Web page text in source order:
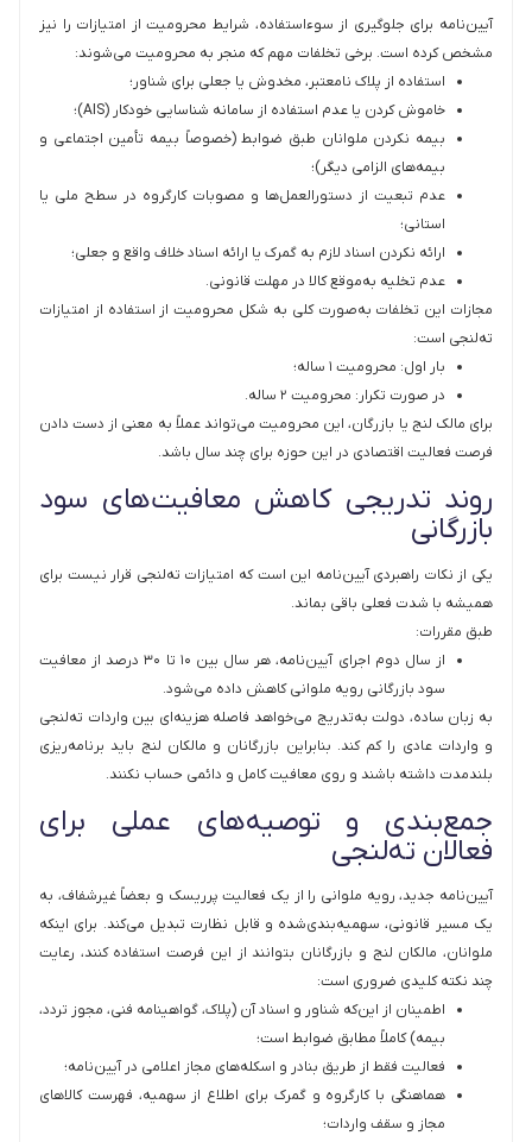
آیین‌نامه برای جلوگیری از سوءاستفاده، شرایط محرومیت از امتیازات را نیز
مشخص کرده است. برخی تخلفات مهم که منجر به محرومیت می‌شوند:
استفاده از پلاک نامعتبر، مخدوش یا جعلی برای شناور؛
خاموش کردن یا عدم استفاده از سامانه شناسایی خودکار (AIS)؛
بیمه نکردن ملوانان طبق ضوابط (خصوصاً بیمه تأمین اجتماعی و
بیمه‌های الزامی دیگر)؛
عدم تبعیت از دستورالعمل‌ها و مصوبات کارگروه در سطح ملی یا
استانی؛
ارائه نکردن اسناد لازم به گمرک یا ارائه اسناد خلاف واقع و جعلی؛
عدم تخلیه به‌موقع کالا در مهلت قانونی.
مجازات این تخلفات به‌صورت کلی به شکل محرومیت از استفاده از امتیازات
ته‌لنجی است:
بار اول: محرومیت ۱ ساله؛
در صورت تکرار: محرومیت ۲ ساله.
برای مالک لنج یا بازرگان، این محرومیت می‌تواند عملاً به معنی از دست دادن
فرصت فعالیت اقتصادی در این حوزه برای چند سال باشد.
روند تدریجی کاهش معافیت‌های سود
بازرگانی
یکی از نکات راهبردی آیین‌نامه این است که امتیازات ته‌لنجی قرار نیست برای
همیشه با شدت فعلی باقی بماند.
طبق مقررات:
از سال دوم اجرای آیین‌نامه، هر سال بین ۱۰ تا ۳۰ درصد از معافیت
سود بازرگانی رویه ملوانی کاهش داده می‌شود.
به زبان ساده، دولت به‌تدریج می‌خواهد فاصله هزینه‌ای بین واردات ته‌لنجی
و واردات عادی را کم کند. بنابراین بازرگانان و مالکان لنج باید برنامه‌ریزی
بلندمدت داشته باشند و روی معافیت کامل و دائمی حساب نکنند.
جمع‌بندی و توصیه‌های عملی برای
فعالان ته‌لنجی
آیین‌نامه جدید، رویه ملوانی را از یک فعالیت پرریسک و بعضاً غیرشفاف، به
یک مسیر قانونی، سهمیه‌بندی‌شده و قابل نظارت تبدیل می‌کند. برای اینکه
ملوانان، مالکان لنج و بازرگانان بتوانند از این فرصت استفاده کنند، رعایت
چند نکته کلیدی ضروری است:
اطمینان از این‌که شناور و اسناد آن (پلاک، گواهینامه فنی، مجوز تردد،
بیمه) کاملاً مطابق ضوابط است؛
فعالیت فقط از طریق بنادر و اسکله‌های مجاز اعلامی در آیین‌نامه؛
هماهنگی با کارگروه و گمرک برای اطلاع از سهمیه، فهرست کالاهای
مجاز و سقف واردات؛